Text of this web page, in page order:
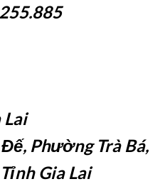
Lai
Phường Trà Bá,
Gia Lai